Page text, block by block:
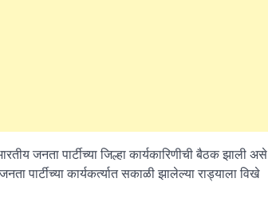
जनता पार्टीच्या जिल्हा कार्यकारिणीची बैठक झाली असे
पार्टीच्या कार्यकर्त्यात सकाळी झालेल्या राड्याला विखे